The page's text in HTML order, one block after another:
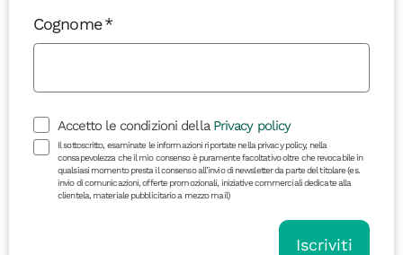
Cognome
Accetto le condizioni della Privacy policy
Il sottoscritto, esaminate le informazioni riportate nella privacy policy, nella
consapevolezza che il mio consenso è puramente facoltativo oltre che revocabile in
qualsiasi momento presta il consenso all’invio di newsletter da parte del titolare (es.
invio di comunicazioni, offerte promozionali, iniziative commerciali dedicate alla
clientela, materiale pubblicitario a mezzo mail)
Iscriviti